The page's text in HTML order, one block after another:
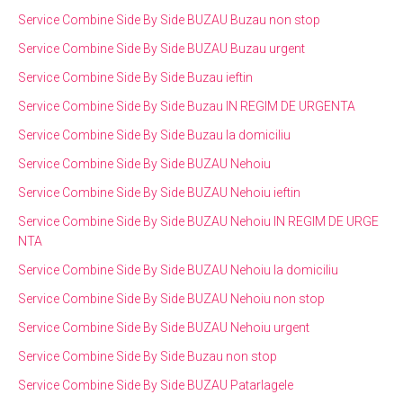
Service Combine Side By Side BUZAU Buzau non stop
Service Combine Side By Side BUZAU Buzau urgent
Service Combine Side By Side Buzau ieftin
Service Combine Side By Side Buzau IN REGIM DE URGENTA
Service Combine Side By Side Buzau la domiciliu
Service Combine Side By Side BUZAU Nehoiu
Service Combine Side By Side BUZAU Nehoiu ieftin
Service Combine Side By Side BUZAU Nehoiu IN REGIM DE URGE
NTA
Service Combine Side By Side BUZAU Nehoiu la domiciliu
Service Combine Side By Side BUZAU Nehoiu non stop
Service Combine Side By Side BUZAU Nehoiu urgent
Service Combine Side By Side Buzau non stop
Service Combine Side By Side BUZAU Patarlagele